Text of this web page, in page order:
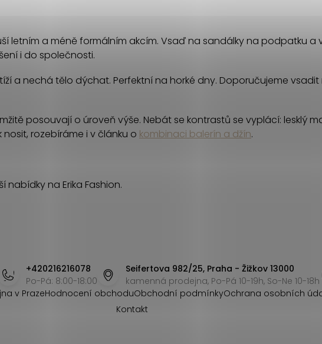
letním a méně formálním akcím. Vsaď na sandálky na podpatku a
i do společnosti.
a nechá tělo dýchat. Perfektní na horké dny. Doporučujeme
posouvají o úroveň výše. Nebát se kontrastů se vyplácí: lesklý
rozebíráme i v článku o kombinaci balerín a džín.
nabídky na Erika Fashion.
+420216216078
Po-Pá: 8:00-18:00
Seifertova 982/25, Praha - Žižkov 13000
kamenná prodejna, Po-Pá 10-19h, So-Ne 10-18h
v PrazeHodnocení obchoduObchodní podmínkyOchrana osobních
Kontakt